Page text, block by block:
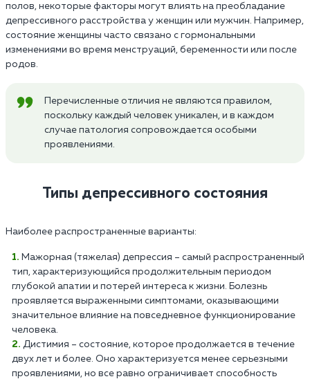
полов, некоторые факторы могут влиять на преобладание
депрессивного расстройства у женщин или мужчин. Например,
состояние женщины часто связано с гормональными
изменениями во время менструаций, беременности или после
родов.
Перечисленные отличия не являются правилом,
поскольку каждый человек уникален, и в каждом
случае патология сопровождается особыми
проявлениями.
Типы депрессивного состояния
Наиболее распространенные варианты:
Мажорная (тяжелая) депрессия – самый распространенный
тип, характеризующийся продолжительным периодом
глубокой апатии и потерей интереса к жизни. Болезнь
проявляется выраженными симптомами, оказывающими
значительное влияние на повседневное функционирование
человека.
Дистимия – состояние, которое продолжается в течение
двух лет и более. Оно характеризуется менее серьезными
проявлениями, но все равно ограничивает способность